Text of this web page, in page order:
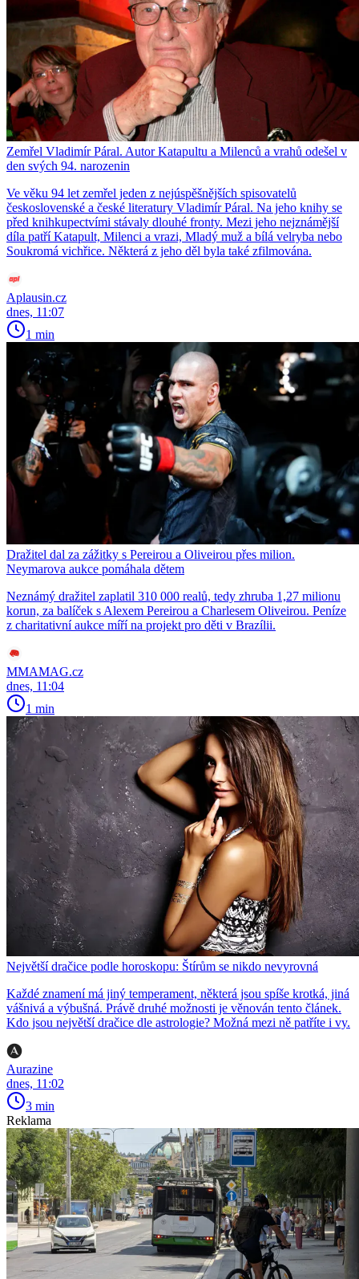
Zemřel Vladimír Páral. Autor Katapultu a Milenců a vrahů odešel v
den svých 94. narozenin
Ve věku 94 let zemřel jeden z nejúspěšnějších spisovatelů
československé a české literatury Vladimír Páral. Na jeho knihy se
před knihkupectvími stávaly dlouhé fronty. Mezi jeho nejznámější
díla patří Katapult, Milenci a vrazi, Mladý muž a bílá velryba nebo
Soukromá vichřice. Některá z jeho děl byla také zfilmována.
Aplausin.cz
dnes, 11:07
1 min
Dražitel dal za zážitky s Pereirou a Oliveirou přes milion.
Neymarova aukce pomáhala dětem
Neznámý dražitel zaplatil 310 000 realů, tedy zhruba 1,27 milionu
korun, za balíček s Alexem Pereirou a Charlesem Oliveirou. Peníze
z charitativní aukce míří na projekt pro děti v Brazílii.
MMAMAG.cz
dnes, 11:04
1 min
Největší dračice podle horoskopu: Štírům se nikdo nevyrovná
Každé znamení má jiný temperament, některá jsou spíše krotká, jiná
vášnivá a výbušná. Právě druhé možnosti je věnován tento článek.
Kdo jsou největší dračice dle astrologie? Možná mezi ně patříte i vy.
Aurazine
dnes, 11:02
3 min
Reklama